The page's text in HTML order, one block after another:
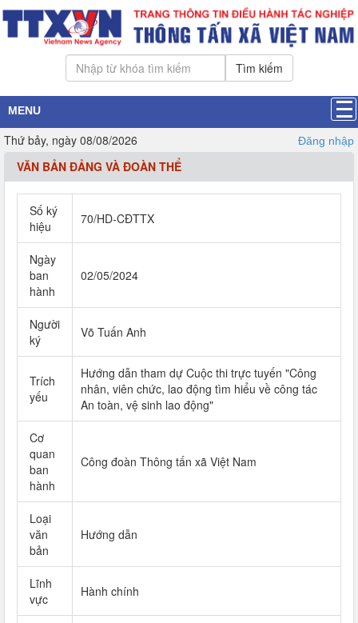
Tìm kiếm
MENU
Thứ bảy, ngày 08/08/2026 Đăng nhập
VĂN BẢN ĐẢNG VÀ ĐOÀN THỂ
Số ký
hiệu
70/HD-CĐTTX
Ngày
ban
hành
02/05/2024
Người
ký
Võ Tuấn Anh
Trích
yếu
Hướng dẫn tham dự Cuộc thi trực tuyến "Công
nhân, viên chức, lao động tìm hiểu về công tác
An toàn, vệ sinh lao động"
Cơ
quan
ban
hành
Công đoàn Thông tấn xã Việt Nam
Loại
văn
bản
Hướng dẫn
Lĩnh
vực
Hành chính